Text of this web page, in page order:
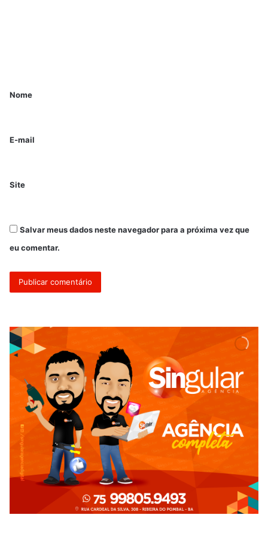
Nome
E-mail
Site
Salvar meus dados neste navegador para a próxima vez que
eu comentar.